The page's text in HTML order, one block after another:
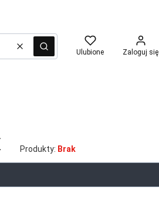
WyczyśćSzukaj Ulubione Zaloguj się
Produkty: Brak